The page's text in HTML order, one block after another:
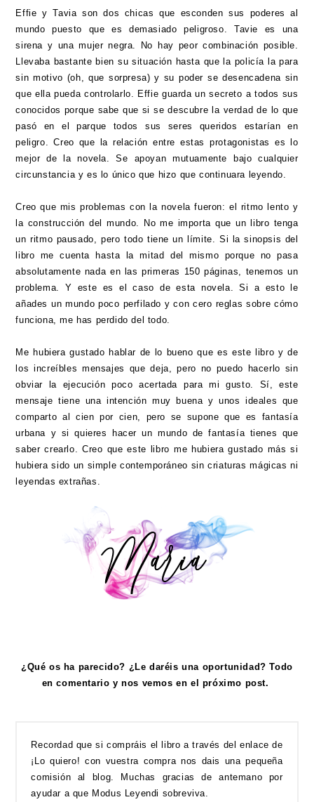
Effie y Tavia son dos chicas que esconden sus poderes al
mundo puesto que es demasiado peligroso. Tavie es una
sirena y una mujer negra. No hay peor combinación posible.
Llevaba bastante bien su situación hasta que la policía la para
sin motivo (oh, que sorpresa) y su poder se desencadena sin
que ella pueda controlarlo. Effie guarda un secreto a todos sus
conocidos porque sabe que si se descubre la verdad de lo que
pasó en el parque todos sus seres queridos estarían en
peligro. Creo que la relación entre estas protagonistas es lo
mejor de la novela. Se apoyan mutuamente bajo cualquier
circunstancia y es lo único que hizo que continuara leyendo.
Creo que mis problemas con la novela fueron: el ritmo lento y
la construcción del mundo. No me importa que un libro tenga
un ritmo pausado, pero todo tiene un límite. Si la sinopsis del
libro me cuenta hasta la mitad del mismo porque no pasa
absolutamente nada en las primeras 150 páginas, tenemos un
problema. Y este es el caso de esta novela. Si a esto le
añades un mundo poco perfilado y con cero reglas sobre cómo
funciona, me has perdido del todo.
Me hubiera gustado hablar de lo bueno que es este libro y de
los increíbles mensajes que deja, pero no puedo hacerlo sin
obviar la ejecución poco acertada para mi gusto. Sí, este
mensaje tiene una intención muy buena y unos ideales que
comparto al cien por cien, pero se supone que es fantasía
urbana y si quieres hacer un mundo de fantasía tienes que
saber crearlo. Creo que este libro me hubiera gustado más si
hubiera sido un simple contemporáneo sin criaturas mágicas ni
leyendas extrañas.
¿Qué os ha parecido? ¿Le daréis una oportunidad? Todo
en comentario y nos vemos en el próximo post.
Recordad que si compráis el libro a través del enlace de
¡Lo quiero! con vuestra compra nos dais una pequeña
comisión al blog. Muchas gracias de antemano por
ayudar a que Modus Leyendi sobreviva.